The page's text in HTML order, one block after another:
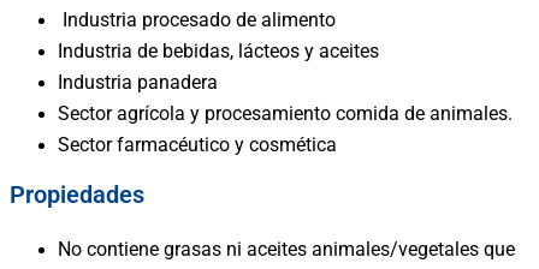
Industria procesado de alimento
Industria de bebidas, lácteos y aceites
Industria panadera
Sector agrícola y procesamiento comida de animales.
Sector farmacéutico y cosmética
Propiedades
No contiene grasas ni aceites animales/vegetales que